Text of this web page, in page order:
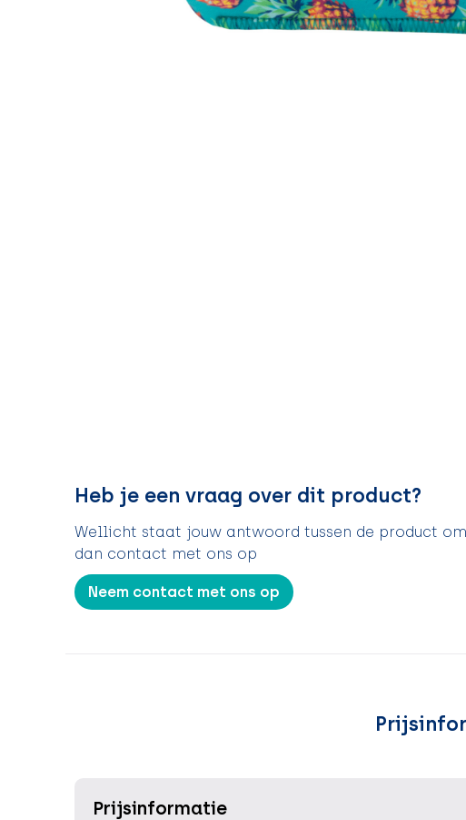
Heb je een vraag over dit product?
Wellicht staat jouw antwoord tussen de product
dan contact met ons op
Neem contact met ons op
Prijsinformatie